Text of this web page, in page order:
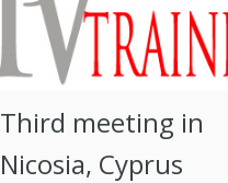
Third meeting in
Nicosia, Cyprus